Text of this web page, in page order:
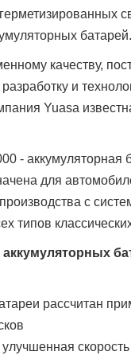
батарей.
качеству,
и
Yuasa
- аккумуляторная
для
с
типов
рассчитан